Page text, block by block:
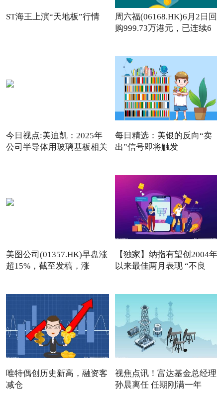
ST海王上演“天地板”行情
周六福(06168.HK)6月2日回
购999.73万港元，已连续6
今日视点:美迪凯：2025年
公司半导体用玻璃基板相关
每日精选：美银的反向“卖
出”信号即将触发
美图公司(01357.HK)早盘涨
超15%，截至发稿，涨
【独家】纳指有望创2004年
以来最佳两月表现 “不良
唯特偶创历史新高，融资客
减仓
视焦点讯！富达基金总经理
孙晨离任 任期刚满一年